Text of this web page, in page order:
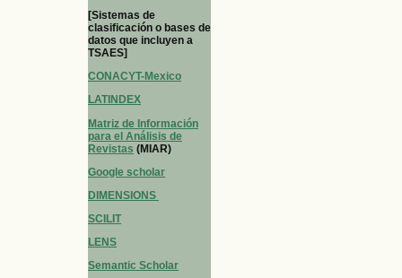
[Sistemas de
clasificación o bases de
datos que incluyen a
TSAES]
CONACYT-Mexico
LATINDEX
Matriz de Información
para el Análisis de
Revistas (MIAR)
Google scholar
DIMENSIONS
SCILIT
LENS
Semantic Scholar